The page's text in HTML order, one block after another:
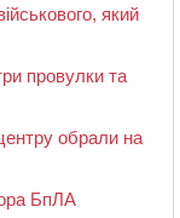
який
провулки та
обрали на
БпЛА